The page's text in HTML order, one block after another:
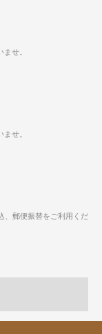
ませ。
ませ。
、郵便振替をご利用くだ